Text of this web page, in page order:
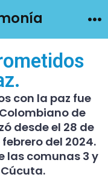
con la paz fue
de
desde el 28 de
del 2024.
las comunas 3 y